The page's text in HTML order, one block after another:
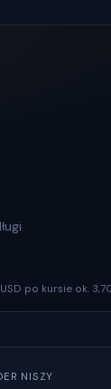
po kursie ok.
NISZY